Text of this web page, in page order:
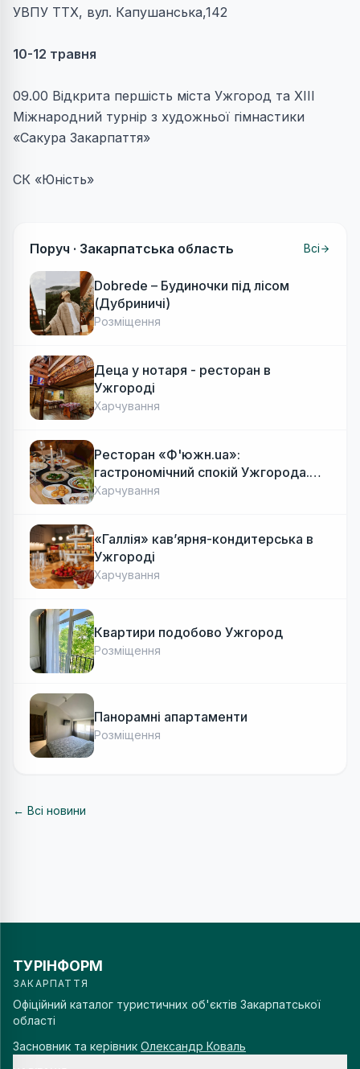
УВПУ ТТХ, вул. Капушанська,142
10-12 травня
09.00 Відкрита першість міста Ужгород та ХІІІ
Міжнародний турнір з художньої гімнастики
«Сакура Закарпаття»
СК «Юність»
Поруч · Закарпатська область Всі
Dobrede – Будиночки під лісом
(Дубриничі)
Розміщення
Деца у нотаря - ресторан в
Ужгороді
Харчування
Ресторан «Ф'южн.ua»:
гастрономічний спокій Ужгорода.
Авторська локальна кухня, затишок
Харчування
«Галлія» кав’ярня-кондитерська в
Ужгороді
Харчування
Квартири подобово Ужгород
Розміщення
Панорамні апартаменти
Розміщення
← Всі новини
ТУРІНФОРМ
ЗАКАРПАТТЯ
Офіційний каталог туристичних об'єктів Закарпатської
області
Засновник та керівник Олександр Коваль